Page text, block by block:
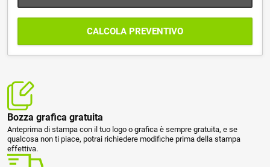
CALCOLA PREVENTIVO
Bozza grafica gratuita
Anteprima di stampa con il tuo logo o grafica è sempre gratuita, e se
qualcosa non ti piace, potrai richiedere modifiche prima della stampa
effettiva.